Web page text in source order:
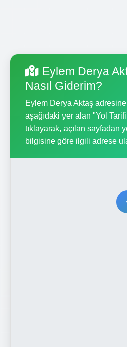
Eylem Derya
Nasıl Giderim?
Eylem Derya Aktaş
aşağıdaki yer alan "Yol
tıklayarak, açılan sayfadan
bilgisine göre ilgili adrese